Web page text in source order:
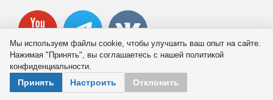
Проблемы прогнозирования
О журнале
Номера журналов
© 2026 ИНП РАН
Мы используем файлы cookie, чтобы улучшить ваш опыт на сайте.
Нажимая "Принять", вы соглашаетесь с нашей политикой
конфиденциальности.
Принять Настроить Отклонить